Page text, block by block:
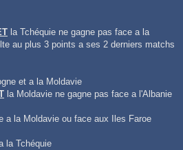
la Tchéquie ne gagne pas face a la
au plus 3 points a ses 2 derniers matchs
et a la Moldavie
la Moldavie ne gagne pas face a l'Albanie
a la Moldavie ou face aux Iles Faroe
la Tchéquie